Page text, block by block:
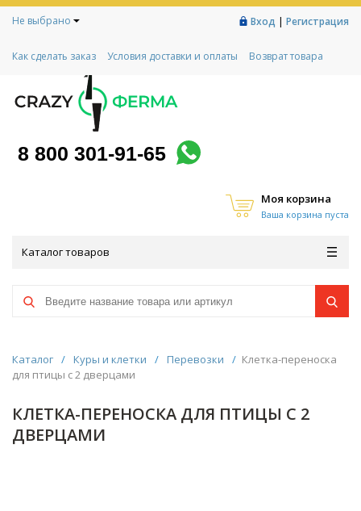
Не выбрано Вход | Регистрация
Как сделать заказ Условия доставки и оплаты
Возврат товара
Контакты
Социальный контракт
Любимая ферма
8 800 301-91-65
Моя корзина
Ваша корзина пуста
Каталог товаров
Каталог / Куры и клетки / Перевозки / Клетка-переноска
для птицы с 2 дверцами
КЛЕТКА-ПЕРЕНОСКА ДЛЯ ПТИЦЫ С 2
ДВЕРЦАМИ